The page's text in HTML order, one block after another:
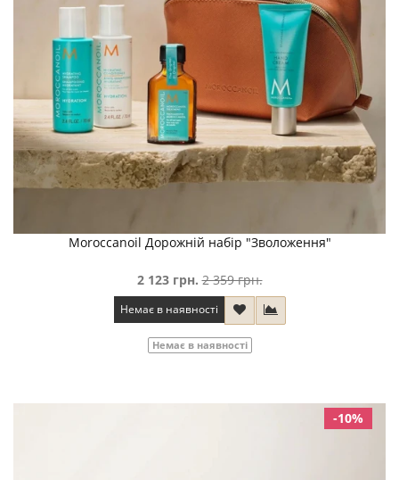
Moroccanoil Дорожній набір "Зволоження"
2 123 грн. 2 359 грн.
Немає в наявності
Немає в наявності
-10%